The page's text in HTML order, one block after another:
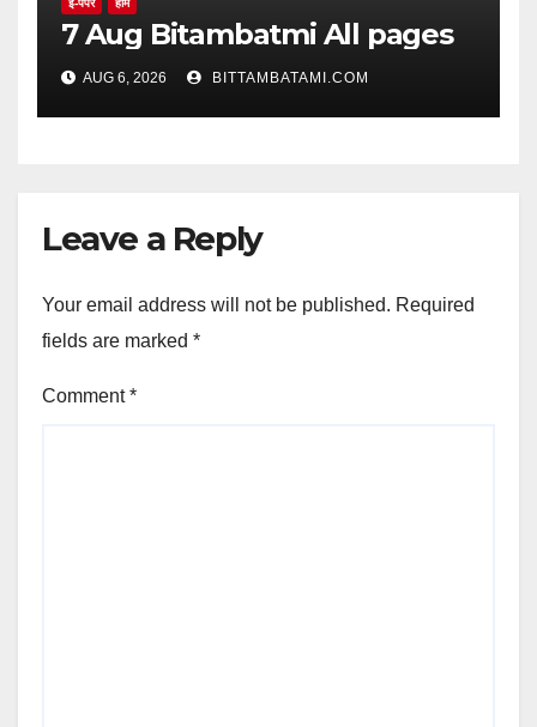
ई-पेपर होम
7 Aug Bitambatmi All pages
AUG 6, 2026 BITTAMBATAMI.COM
Leave a Reply
Your email address will not be published. Required
fields are marked *
Comment*